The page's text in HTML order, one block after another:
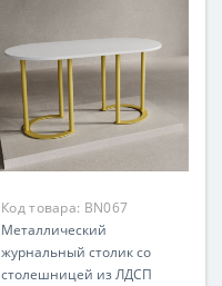
Код товара: BN067
Металлический
журнальный столик со
столешницей из ЛДСП